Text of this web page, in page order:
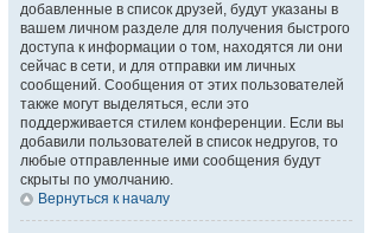
добавленные в список друзей, будут указаны в
вашем личном разделе для получения быстрого
доступа к информации о том, находятся ли они
сейчас в сети, и для отправки им личных
сообщений. Сообщения от этих пользователей
также могут выделяться, если это
поддерживается стилем конференции. Если вы
добавили пользователей в список недругов, то
любые отправленные ими сообщения будут
скрыты по умолчанию.
Вернуться к началу